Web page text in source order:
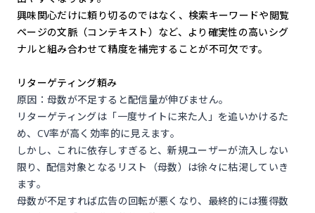
興味関心だけに頼り切るのではなく、検索キーワードや閲覧
ページの文脈（コンテキスト）など、より確実性の高いシグ
ナルと組み合わせて精度を補完することが不可欠です。
リターゲティング頼み
原因：母数が不足すると配信量が伸びません。
リターゲティングは「一度サイトに来た人」を追いかけるた
め、CV率が高く効率的に見えます。
しかし、これに依存しすぎると、新規ユーザーが流入しない
限り、配信対象となるリスト（母数）は徐々に枯渇していき
ます。
母数が不足すれば広告の回転が悪くなり、最終的には獲得数